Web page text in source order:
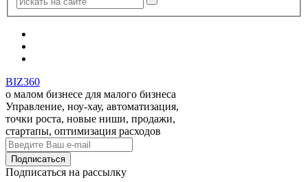
BIZ360
о малом бизнесе для малого бизнеса
Управление, ноу-хау, автоматизация,
точки роста, новые ниши, продажи,
стартапы, оптимизация расходов
Подписаться на рассылку